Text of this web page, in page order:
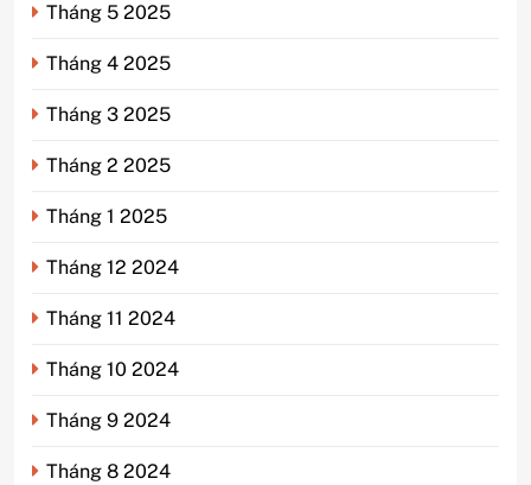
Tháng 5 2025
Tháng 4 2025
Tháng 3 2025
Tháng 2 2025
Tháng 1 2025
Tháng 12 2024
Tháng 11 2024
Tháng 10 2024
Tháng 9 2024
Tháng 8 2024